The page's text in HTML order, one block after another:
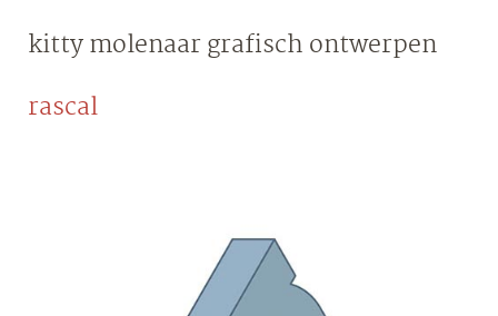
to
kitty molenaargrafisch ontwerpen
rascal